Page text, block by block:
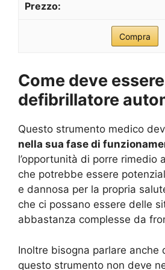
Compra
Come deve
defibrillatore
Questo strumento medico
nella sua fase di
l’opportunità di porre rimedio
che potrebbe essere
e dannosa per la propria
che ci possano essere delle
abbastanza complesse da
Inoltre bisogna parlare anche
questo strumento non deve